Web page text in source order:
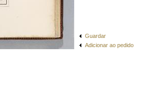
Guardar
Adicionar ao pedido